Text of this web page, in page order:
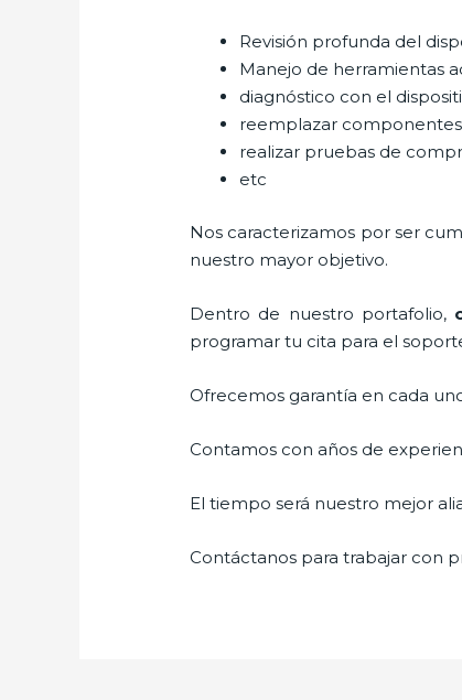
Revisión profunda del
Manejo de herramientas
diagnóstico con el
reemplazar
realizar pruebas de
etc
Nos caracterizamos por ser
nuestro mayor objetivo.
Dentro de nuestro portafolio,
programar tu cita para el
Ofrecemos garantía en cada
Contamos con años de
El tiempo será nuestro mejor
Contáctanos para trabajar con